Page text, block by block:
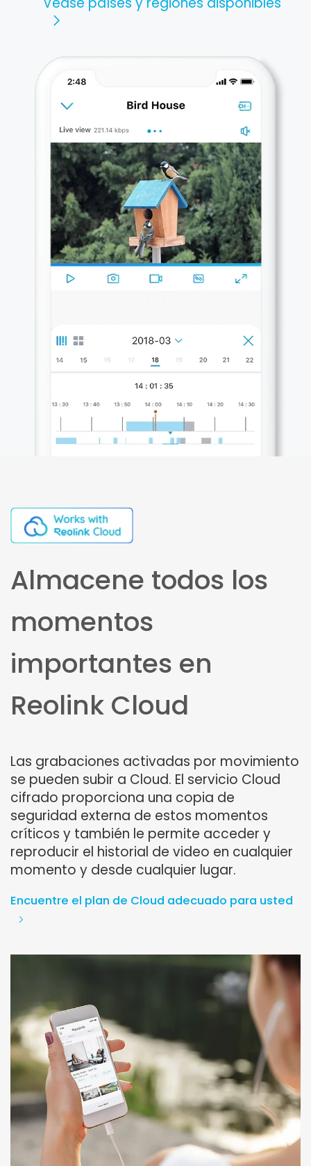
Almacene todos los
momentos
importantes en
Reolink Cloud
Las grabaciones activadas por movimiento
se pueden subir a Cloud. El servicio Cloud
cifrado proporciona una copia de
seguridad externa de estos momentos
críticos y también le permite acceder y
reproducir el historial de video en cualquier
momento y desde cualquier lugar.
Encuentre el plan de Cloud adecuado para usted